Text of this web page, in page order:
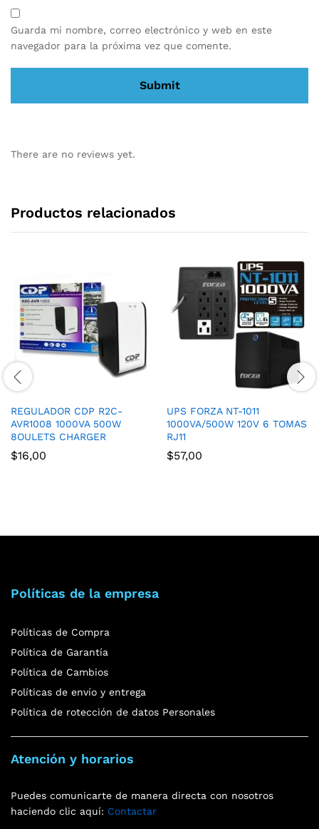
Guarda mi nombre, correo electrónico y web en este
navegador para la próxima vez que comente.
There are no reviews yet.
Productos relacionados
REGULADOR CDP R2C-
AVR1008 1000VA 500W
8OULETS CHARGER
$16,00
UPS FORZA NT-1011
1000VA/500W 120V 6 TOMAS
RJ11
$57,00
Políticas de la empresa
Políticas de Compra
Política de Garantía
Política de Cambios
Políticas de envío y entrega
Política de rotección de datos Personales
Atención y horarios
Puedes comunicarte de manera directa con nosotros
haciendo clic aquí: Contactar